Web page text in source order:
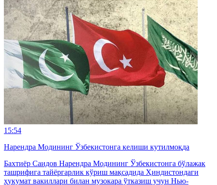
15:54
Нарендра Модининг Ўзбекистонга келиши кутилмоқда
Бахтиёр Саидов Нарендра Модининг Ўзбекистонга бўлажак
ташрифига тайёргарлик кўриш мақсадида Ҳиндистондаги
ҳукумат вакиллари билан музокара ўтказиш учун Нью-